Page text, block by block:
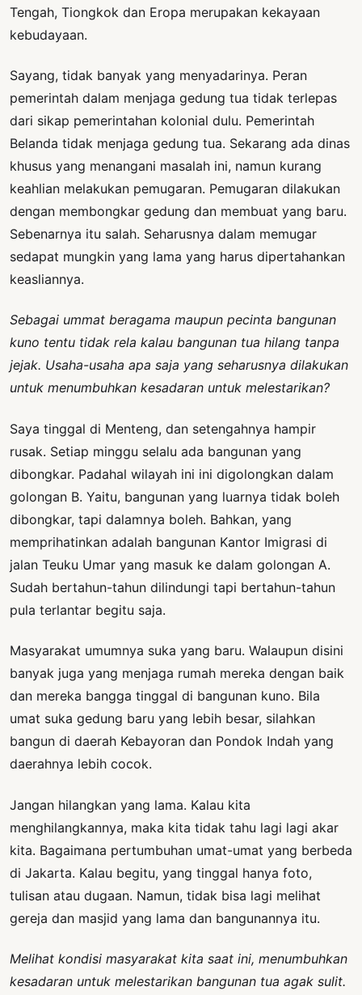
Tengah, Tiongkok dan Eropa merupakan kekayaan
kebudayaan.
Sayang, tidak banyak yang menyadarinya. Peran
pemerintah dalam menjaga gedung tua tidak terlepas
dari sikap pemerintahan kolonial dulu. Pemerintah
Belanda tidak menjaga gedung tua. Sekarang ada dinas
khusus yang menangani masalah ini, namun kurang
keahlian melakukan pemugaran. Pemugaran dilakukan
dengan membongkar gedung dan membuat yang baru.
Sebenarnya itu salah. Seharusnya dalam memugar
sedapat mungkin yang lama yang harus dipertahankan
keasliannya.
Sebagai ummat beragama maupun pecinta bangunan
kuno tentu tidak rela kalau bangunan tua hilang tanpa
jejak. Usaha-usaha apa saja yang seharusnya dilakukan
untuk menumbuhkan kesadaran untuk melestarikan?
Saya tinggal di Menteng, dan setengahnya hampir
rusak. Setiap minggu selalu ada bangunan yang
dibongkar. Padahal wilayah ini ini digolongkan dalam
golongan B. Yaitu, bangunan yang luarnya tidak boleh
dibongkar, tapi dalamnya boleh. Bahkan, yang
memprihatinkan adalah bangunan Kantor Imigrasi di
jalan Teuku Umar yang masuk ke dalam golongan A.
Sudah bertahun-tahun dilindungi tapi bertahun-tahun
pula terlantar begitu saja.
Masyarakat umumnya suka yang baru. Walaupun disini
banyak juga yang menjaga rumah mereka dengan baik
dan mereka bangga tinggal di bangunan kuno. Bila
umat suka gedung baru yang lebih besar, silahkan
bangun di daerah Kebayoran dan Pondok Indah yang
daerahnya lebih cocok.
Jangan hilangkan yang lama. Kalau kita
menghilangkannya, maka kita tidak tahu lagi lagi akar
kita. Bagaimana pertumbuhan umat-umat yang berbeda
di Jakarta. Kalau begitu, yang tinggal hanya foto,
tulisan atau dugaan. Namun, tidak bisa lagi melihat
gereja dan masjid yang lama dan bangunannya itu.
Melihat kondisi masyarakat kita saat ini, menumbuhkan
kesadaran untuk melestarikan bangunan tua agak sulit.